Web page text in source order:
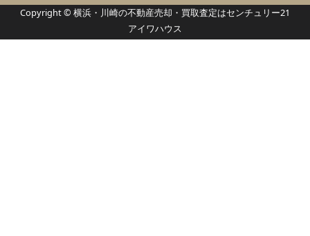
Copyright © 横浜・川崎の不動産売却・買取査定はセンチュリー21
アイワハウス